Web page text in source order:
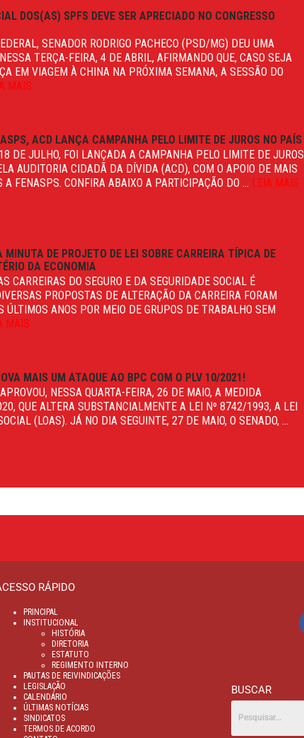
DOS(AS) SPFS DEVE SER APRECIADO NO CONGRESSO
SENADOR RODRIGO PACHECO (PSD/MG) DEU UMA
TERÇA-FEIRA, 4 DE ABRIL, AFIRMANDO QUE, CASO SEJA
EM VIAGEM À CHINA NA PRÓXIMA SEMANA, A SESSÃO DO
MAIS
ACD LANÇA CAMPANHA PELO LIMITE DE JUROS NO PAÍS
DE JULHO, FOI LANÇADA A CAMPANHA PELO LIMITE DE JUROS
AUDITORIA CIDADÃ DA DÍVIDA (ACD), COM O APOIO DE MAIS
FENASPS. CONFIRA ABAIXO A PARTICIPAÇÃO DO ... LEIA MAIS
MINUTA DE PROJETO DE LEI SOBRE CARREIRA TÍPICA DE
DA ECONOMIA
CARREIRAS DO SEGURO E DA SEGURIDADE SOCIAL É
PROPOSTAS DE ALTERAÇÃO DA CARREIRA FORAM
ÚLTIMOS ANOS POR MEIO DE GRUPOS DE TRABALHO SEM
MAIS
MAIS UM ATAQUE AO BPC COM O PLV 10/2021!
NESSA QUARTA-FEIRA, 26 DE MAIO, A MEDIDA
QUE ALTERA SUBSTANCIALMENTE A LEI Nº 8742/1993, A LEI
(LOAS). JÁ NO DIA SEGUINTE, 27 DE MAIO, O SENADO, ...
RÁPIDO
PRINCIPAL
INSTITUCIONAL
HISTÓRIA
DIRETORIA
ESTATUTO
REGIMENTO INTERNO
PAUTAS DE REIVINDICAÇÕES
LEGISLAÇÃO
CALENDÁRIO
ÚLTIMAS NOTÍCIAS
SINDICATOS
TERMOS DE ACORDO
BUSCAR